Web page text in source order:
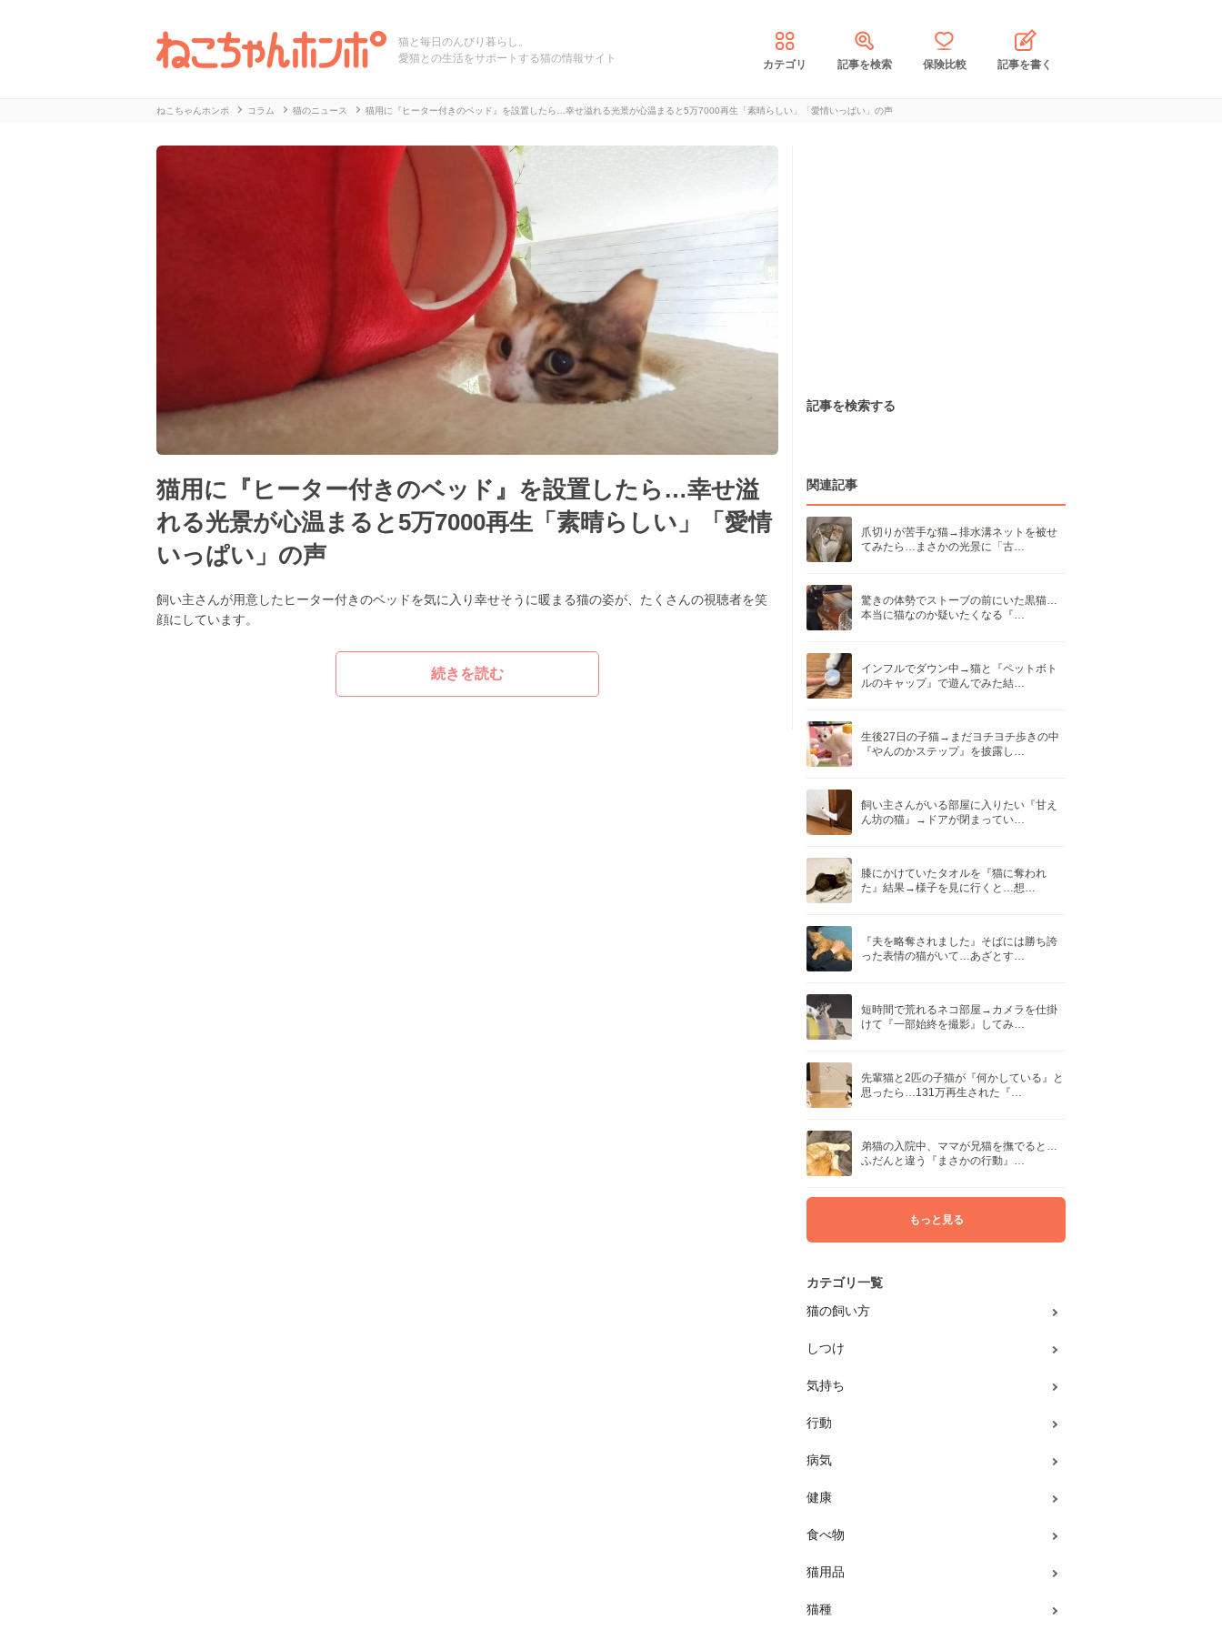
猫と毎日のんびり暮らし。
愛猫との生活をサポートする猫の情報サイト
カテゴリ 記事を検索 保険比較 記事を書く
ねこちゃんホンポ コラム 猫のニュース 猫用に『ヒーター付きのベッド』を設置したら…幸せ溢れる光景が心温まると5万7000再生「素晴らしい」「愛情いっぱい」の声
猫用に『ヒーター付きのベッド』を設置したら…幸せ溢
れる光景が心温まると5万7000再生「素晴らしい」「愛情
いっぱい」の声
飼い主さんが用意したヒーター付きのベッドを気に入り幸せそうに暖まる猫の姿が、たくさんの視聴者を笑
顔にしています。
続きを読む
記事を検索する
関連記事
爪切りが苦手な猫→排水溝ネットを被せ
てみたら…まさかの光景に「古…
驚きの体勢でストーブの前にいた黒猫…
本当に猫なのか疑いたくなる『…
インフルでダウン中→猫と『ペットボト
ルのキャップ』で遊んでみた結…
生後27日の子猫→まだヨチヨチ歩きの中
『やんのかステップ』を披露し…
飼い主さんがいる部屋に入りたい『甘え
ん坊の猫』→ドアが閉まってい…
膝にかけていたタオルを『猫に奪われ
た』結果→様子を見に行くと…想…
『夫を略奪されました』そばには勝ち誇
った表情の猫がいて…あざとす…
短時間で荒れるネコ部屋→カメラを仕掛
けて『一部始終を撮影』してみ…
先輩猫と2匹の子猫が『何かしている』と
思ったら…131万再生された『…
弟猫の入院中、ママが兄猫を撫でると…
ふだんと違う『まさかの行動』…
もっと見る
カテゴリ一覧
猫の飼い方
しつけ
気持ち
行動
病気
健康
食べ物
猫用品
猫種